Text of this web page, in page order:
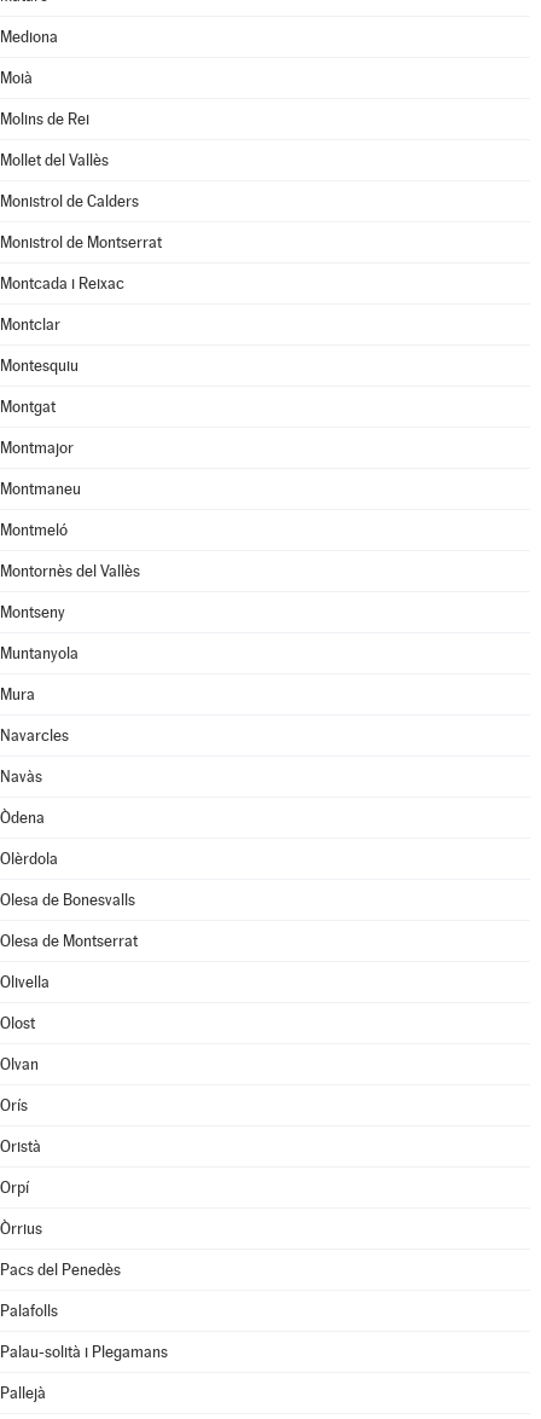
Mediona
Moià
Molins de Rei
Mollet del Vallès
Monistrol de Calders
Monistrol de Montserrat
Montcada i Reixac
Montclar
Montesquiu
Montgat
Montmajor
Montmaneu
Montmeló
Montornès del Vallès
Montseny
Muntanyola
Mura
Navarcles
Navàs
Òdena
Olèrdola
Olesa de Bonesvalls
Olesa de Montserrat
Olivella
Olost
Olvan
Orís
Oristà
Orpí
Òrrius
Pacs del Penedès
Palafolls
Palau-solità i Plegamans
Pallejà